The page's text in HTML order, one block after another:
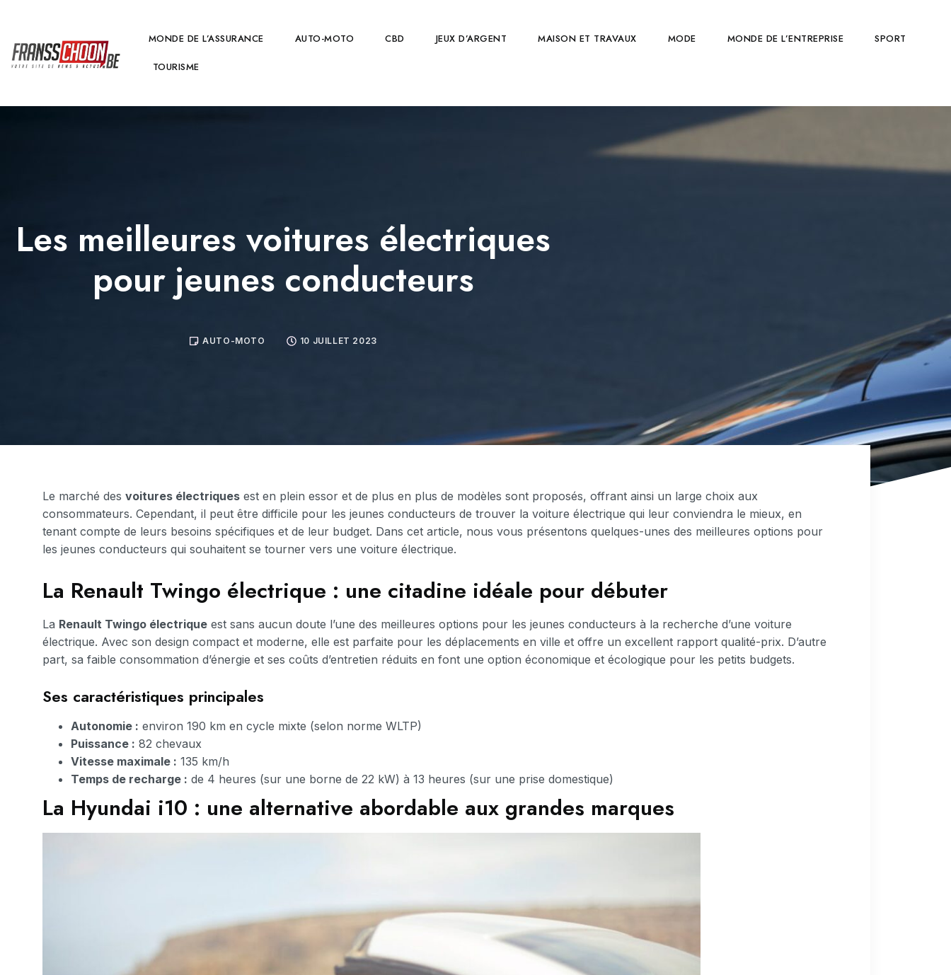
MONDE DE L’ASSURANCE AUTO-MOTO CBD JEUX D’ARGENT MAISON ET TRAVAUX MODE MONDE DE L’ENTREPRISE SPORT
TOURISME
Les meilleures voitures électriques
pour jeunes conducteurs
AUTO-MOTO 10 JUILLET 2023
Le marché des voitures électriques est en plein essor et de plus en plus de modèles sont proposés, offrant ainsi un large choix aux
consommateurs. Cependant, il peut être difficile pour les jeunes conducteurs de trouver la voiture électrique qui leur conviendra le mieux, en
tenant compte de leurs besoins spécifiques et de leur budget. Dans cet article, nous vous présentons quelques-unes des meilleures options pour
les jeunes conducteurs qui souhaitent se tourner vers une voiture électrique.
La Renault Twingo électrique : une citadine idéale pour débuter
La Renault Twingo électrique est sans aucun doute l’une des meilleures options pour les jeunes conducteurs à la recherche d’une voiture
électrique. Avec son design compact et moderne, elle est parfaite pour les déplacements en ville et offre un excellent rapport qualité-prix. D’autre
part, sa faible consommation d’énergie et ses coûts d’entretien réduits en font une option économique et écologique pour les petits budgets.
Ses caractéristiques principales
Autonomie : environ 190 km en cycle mixte (selon norme WLTP)
Puissance : 82 chevaux
Vitesse maximale : 135 km/h
Temps de recharge : de 4 heures (sur une borne de 22 kW) à 13 heures (sur une prise domestique)
La Hyundai i10 : une alternative abordable aux grandes marques